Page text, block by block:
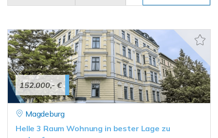
152.000,- €
Magdeburg
Helle 3 Raum Wohnung in bester Lage zu